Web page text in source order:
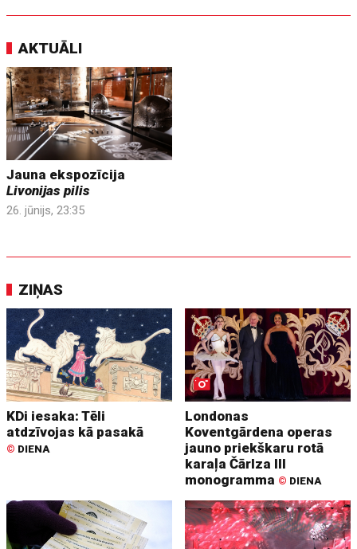
AKTUĀLI
Jauna ekspozīcija
Livonijas pilis
26. jūnijs, 23:35
ZIŅAS
KDi iesaka: Tēli
atdzīvojas kā pasakā
© DIENA
Londonas
Koventgārdena operas
jauno priekškaru rotā
karaļa Čārlza III
monogramma © DIENA